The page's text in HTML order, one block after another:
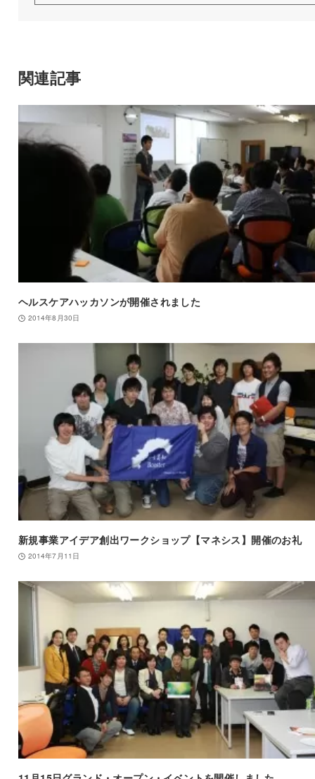
関連記事
ヘルスケアハッカソンが開催されました
2014年8月30日
新規事業アイデア創出ワークショップ【マネシス】開催のお礼
2014年7月11日